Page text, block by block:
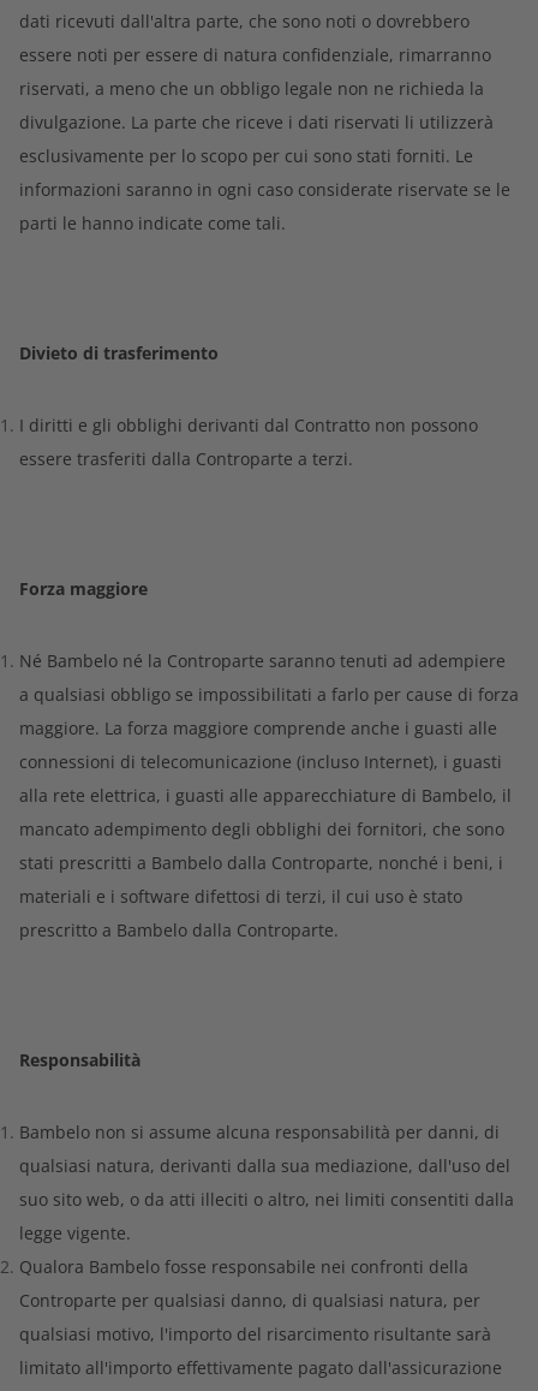
dati ricevuti dall'altra parte, che sono noti o dovrebbero
essere noti per essere di natura confidenziale, rimarranno
riservati, a meno che un obbligo legale non ne richieda la
divulgazione. La parte che riceve i dati riservati li utilizzerà
esclusivamente per lo scopo per cui sono stati forniti. Le
informazioni saranno in ogni caso considerate riservate se le
parti le hanno indicate come tali.
Divieto di trasferimento
I diritti e gli obblighi derivanti dal Contratto non possono
essere trasferiti dalla Controparte a terzi.
Forza maggiore
Né Bambelo né la Controparte saranno tenuti ad adempiere
a qualsiasi obbligo se impossibilitati a farlo per cause di forza
maggiore. La forza maggiore comprende anche i guasti alle
connessioni di telecomunicazione (incluso Internet), i guasti
alla rete elettrica, i guasti alle apparecchiature di Bambelo, il
mancato adempimento degli obblighi dei fornitori, che sono
stati prescritti a Bambelo dalla Controparte, nonché i beni, i
materiali e i software difettosi di terzi, il cui uso è stato
prescritto a Bambelo dalla Controparte.
Responsabilità
Bambelo non si assume alcuna responsabilità per danni, di
qualsiasi natura, derivanti dalla sua mediazione, dall'uso del
suo sito web, o da atti illeciti o altro, nei limiti consentiti dalla
legge vigente.
Qualora Bambelo fosse responsabile nei confronti della
Controparte per qualsiasi danno, di qualsiasi natura, per
qualsiasi motivo, l'importo del risarcimento risultante sarà
limitato all'importo effettivamente pagato dall'assicurazione